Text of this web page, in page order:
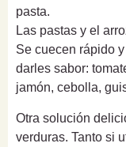
pasta.
Las pastas y el
Se cuecen rápido
darles sabor:
jamón, cebolla,
Otra solución
verduras. Tanto si